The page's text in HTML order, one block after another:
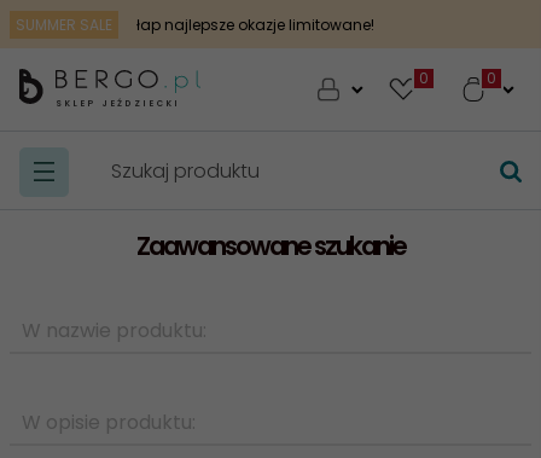
SUMMER SALE łap najlepsze okazje limitowane!
SKLEP JEŹDZIECKI
0
Zaawansowane szukanie